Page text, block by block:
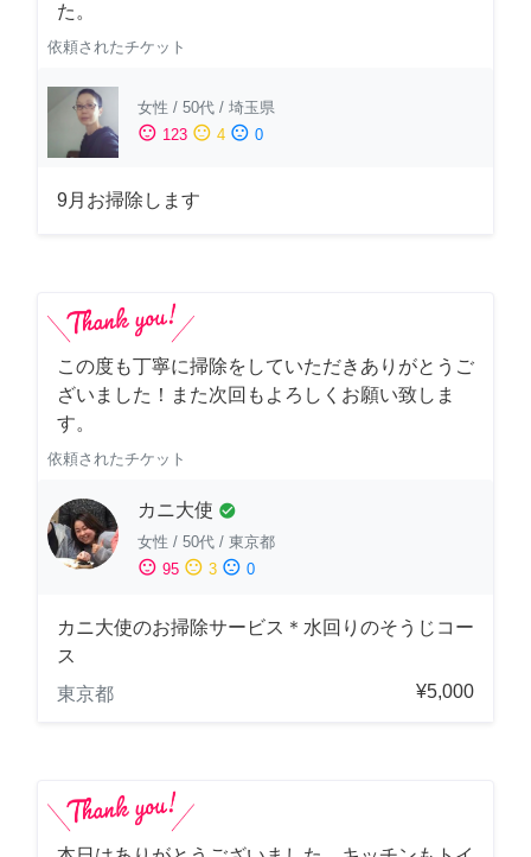
た。
依頼されたチケット
女性 / 50代 / 埼玉県
sentiment_satisfied 123 sentiment_neutral 4 sentiment_dissatisfied 0
9月お掃除します
この度も丁寧に掃除をしていただきありがとうご
ざいました！また次回もよろしくお願い致しま
す。
依頼されたチケット
カニ大使 check_circle
女性 / 50代 / 東京都
sentiment_satisfied 95 sentiment_neutral 3 sentiment_dissatisfied 0
カニ大使のお掃除サービス＊水回りのそうじコー
ス
東京都
¥5,000